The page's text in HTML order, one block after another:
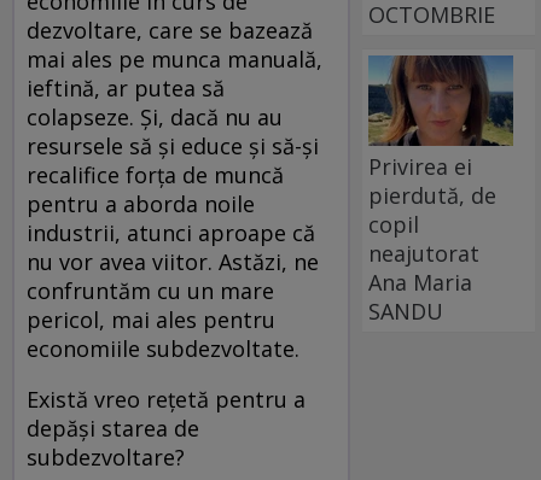
dezvoltare, care se bazează
mai ales pe munca manuală,
ieftină, ar putea să
colapseze. Și, dacă nu au
resursele să și educe și să-și
recalifice forța de muncă
pentru a aborda noile
industrii, atunci aproape că
nu vor avea viitor. Astăzi, ne
confruntăm cu un mare
pericol, mai ales pentru
economiile subdezvoltate.
Există vreo rețetă pentru a
depăși starea de
subdezvoltare?
OCTOMBRIE
Privirea ei
pierdută, de
copil
neajutorat
Ana Maria
SANDU